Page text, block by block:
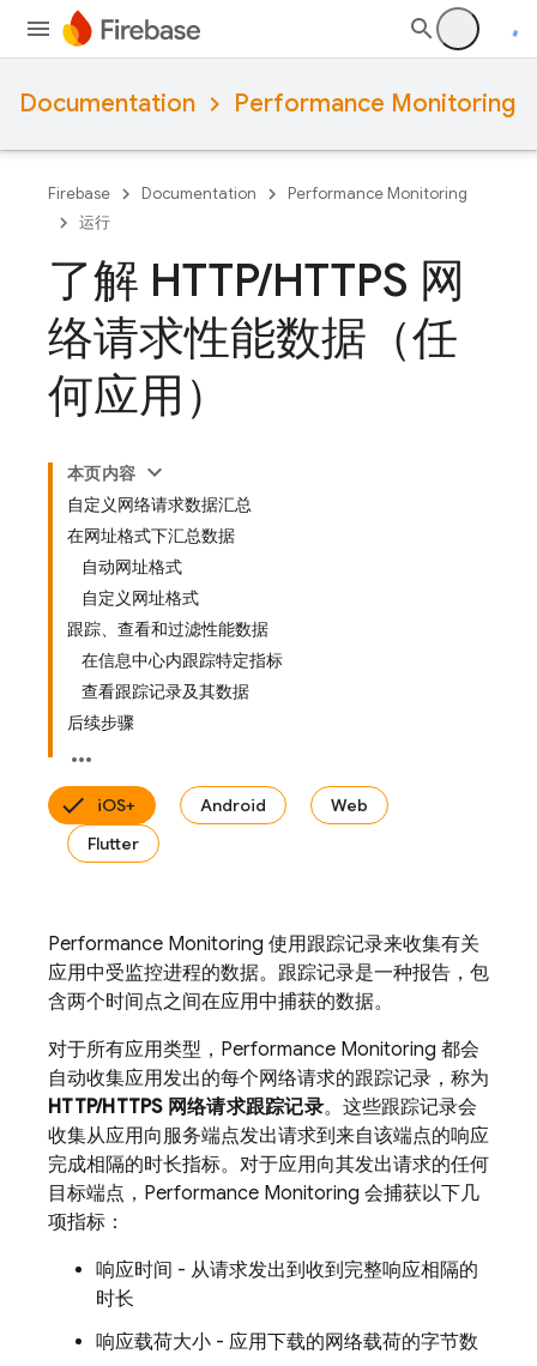
Documentation Performance Monitoring
Firebase Documentation
Performance Monitoring
运行
了解 HTTP/HTTPS 网
络请求性能数据（任
何应用）
本页内容
自定义网络请求数据汇总
在网址格式下汇总数据
自动网址格式
自定义网址格式
跟踪、查看和过滤性能数据
在信息中心内跟踪特定指标
查看跟踪记录及其数据
后续步骤
iOS+ Android
Web
Flutter
Performance Monitoring 使用跟踪记录来收集有关
应用中受监控进程的数据。跟踪记录是一种报告，包
含两个时间点之间在应用中捕获的数据。
对于所有应用类型， Performance Monitoring 都会
自动收集应用发出的每个网络请求的跟踪记录，称为
HTTP/HTTPS 网络请求跟踪记录。 这些跟踪记录会
收集从应用向服务端点发出请求到来自该端点的响应
完成相隔的时长指标。对于应用向其发出请求的任何
目标端点， Performance Monitoring 会捕获以下几
项指标：
响应时间 - 从请求发出到收到完整响应相隔的
时长
响应载荷大小 - 应用下载的网络载荷的字节数